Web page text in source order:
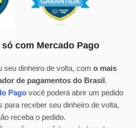
com Mercado Pago
seu dinheiro de volta, com o mais
de pagamentos do Brasil.
Pago você poderá abrir um pedido
para receber seu dinheiro de volta,
receba o pedido.